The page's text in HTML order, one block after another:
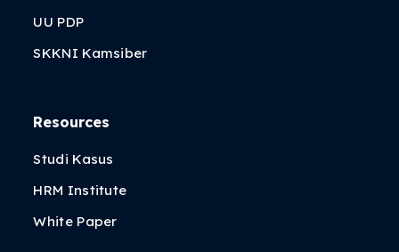
UU PDP
SKKNI Kamsiber
Resources
Studi Kasus
HRM Institute
White Paper